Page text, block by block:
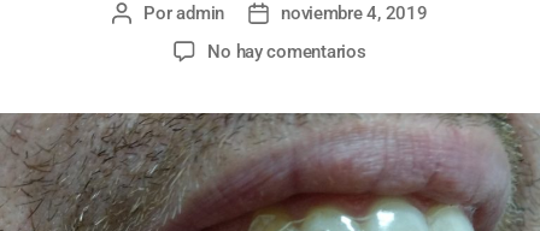
Autor
Poradmin
Fecha
la
noviembre 4, 2019
No hay comentariosen